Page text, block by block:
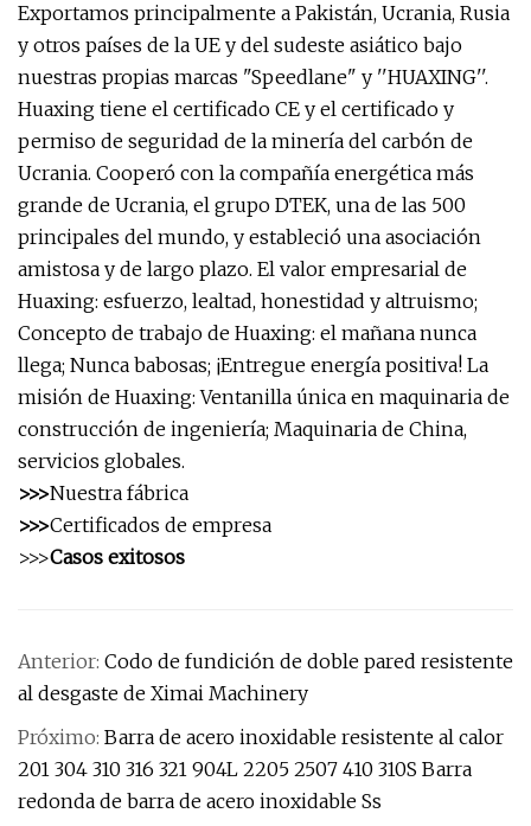
Exportamos principalmente a Pakistán, Ucrania, Rusia
y otros países de la UE y del sudeste asiático bajo
nuestras propias marcas "Speedlane" y ''HUAXING''.
Huaxing tiene el certificado CE y el certificado y
permiso de seguridad de la minería del carbón de
Ucrania. Cooperó con la compañía energética más
grande de Ucrania, el grupo DTEK, una de las 500
principales del mundo, y estableció una asociación
amistosa y de largo plazo. El valor empresarial de
Huaxing: esfuerzo, lealtad, honestidad y altruismo;
Concepto de trabajo de Huaxing: el mañana nunca
llega; Nunca babosas; ¡Entregue energía positiva! La
misión de Huaxing: Ventanilla única en maquinaria de
construcción de ingeniería; Maquinaria de China,
servicios globales.
>>>Nuestra fábrica
>>>Certificados de empresa
>>>Casos exitosos
Anterior: Codo de fundición de doble pared resistente
al desgaste de Ximai Machinery
Próximo: Barra de acero inoxidable resistente al calor
201 304 310 316 321 904L 2205 2507 410 310S Barra
redonda de barra de acero inoxidable Ss